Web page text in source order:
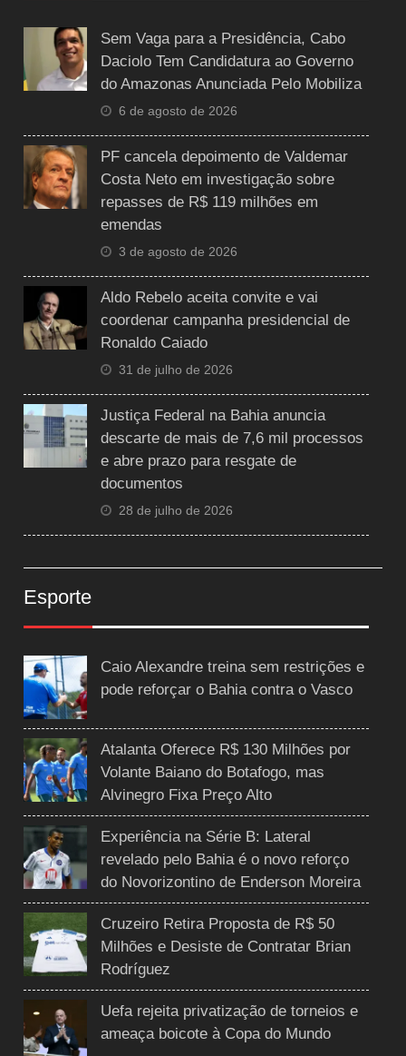
Sem Vaga para a Presidência, Cabo
Daciolo Tem Candidatura ao Governo
do Amazonas Anunciada Pelo Mobiliza
6 de agosto de 2026
PF cancela depoimento de Valdemar
Costa Neto em investigação sobre
repasses de R$ 119 milhões em
emendas
3 de agosto de 2026
Aldo Rebelo aceita convite e vai
coordenar campanha presidencial de
Ronaldo Caiado
31 de julho de 2026
Justiça Federal na Bahia anuncia
descarte de mais de 7,6 mil processos
e abre prazo para resgate de
documentos
28 de julho de 2026
Esporte
Caio Alexandre treina sem restrições e
pode reforçar o Bahia contra o Vasco
Atalanta Oferece R$ 130 Milhões por
Volante Baiano do Botafogo, mas
Alvinegro Fixa Preço Alto
Experiência na Série B: Lateral
revelado pelo Bahia é o novo reforço
do Novorizontino de Enderson Moreira
Cruzeiro Retira Proposta de R$ 50
Milhões e Desiste de Contratar Brian
Rodríguez
Uefa rejeita privatização de torneios e
ameaça boicote à Copa do Mundo